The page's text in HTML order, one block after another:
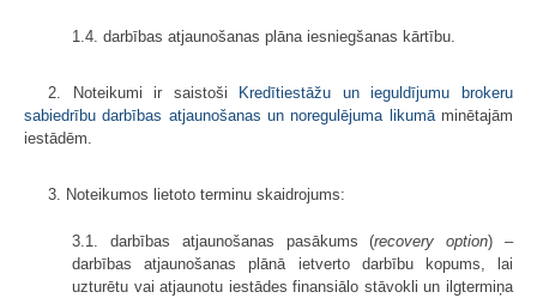
1.4. darbības atjaunošanas plāna iesniegšanas kārtību.
2. Noteikumi ir saistoši Kredītiestāžu un ieguldījumu brokeru
sabiedrību darbības atjaunošanas un noregulējuma likumāminētajām
iestādēm.
3. Noteikumos lietoto terminu skaidrojums:
3.1. darbības atjaunošanas pasākums (recovery option) –
darbības atjaunošanas plānā ietverto darbību kopums, lai
uzturētu vai atjaunotu iestādes finansiālo stāvokli un ilgtermiņa